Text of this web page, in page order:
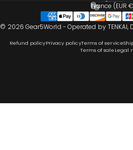
© 2026 Gear5World - Operated by TENKAI,
Refund policyPrivacy policyTerms of service
Terms of sale Legal
Country/
France (EUR